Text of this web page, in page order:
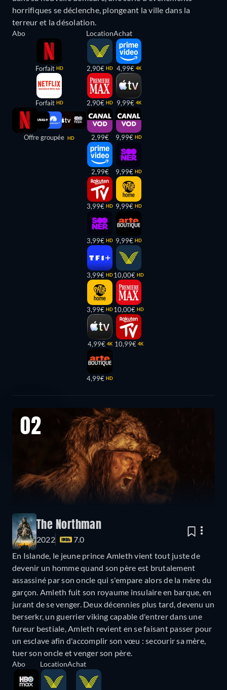
horrifiques se déclenche, plongeant la ville dans la
terreur et la désolation.
Abo
Forfait HD
Forfait HD
Offre groupée HD
Location
2,90€ HD
2,90€ HD
2,99€
2,99€
3,99€ HD
3,99€ HD
3,99€ HD
3,99€ HD
4,99€ 4K
4,99€ HD
Achat
4,99€ 4K
9,99€ 4K
9,99€ HD
9,99€ HD
9,99€ HD
9,99€ HD
10,00€ HD
10,00€ HD
10,99€ 4K
02
The Northman
2022
7.0
En Islande, le jeune prince Amleth vient tout juste de
devenir un homme quand son père est brutalement
assassiné par son oncle qui s'empare alors de la mère du
garçon. Amleth fuit son royaume insulaire en barque, en
jurant de se venger. Deux décennies plus tard, devenu un
berserkr, un guerrier viking capable d'entrer dans une
fureur bestiale, Amleth revient en se faisant passer pour
un esclave afin d'accomplir son vœu : secourir sa mère,
tuer son oncle et venger son père.
Abo LocationAchat